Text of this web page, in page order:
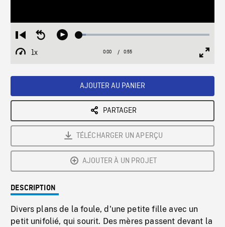
Restart
from
beginning
Seek
Play Loaded:
1x
Playback
Current
0:00 / Duration
0:55
AJOUTER AU PANIER
PARTAGER
TÉLÉCHARGER UN APERÇU
AJOUTER À UN PROJET
DESCRIPTION
Divers plans de la foule, d'une petite fille avec un
petit unifolié, qui sourit. Des mères passent devant la